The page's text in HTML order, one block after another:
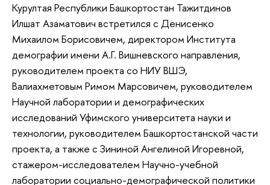
Курултая Республики Башкортостан Тажитдинов
Илшат Азаматович встретился с Денисенко
Михаилом Борисовичем, директором Института
демографии имени А.Г. Вишневского направления,
руководителем проекта со НИУ ВШЭ,
Валиахметовым Римом Марсовичем, руководителем
Научной лаборатории и демографических
исследований Уфимского университета науки и
технологии, руководителем Башкортостанской части
проекта, а также с Зининой Ангелиной Игоревной,
стажером-исследователем Научно-учебной
лаборатории социально-демографической политики